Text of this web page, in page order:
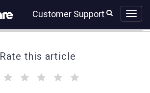
Customer Support
Rate this article
(
)